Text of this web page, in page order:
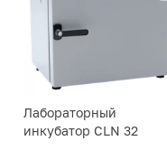
Лабораторный
инкубатор CLN 32